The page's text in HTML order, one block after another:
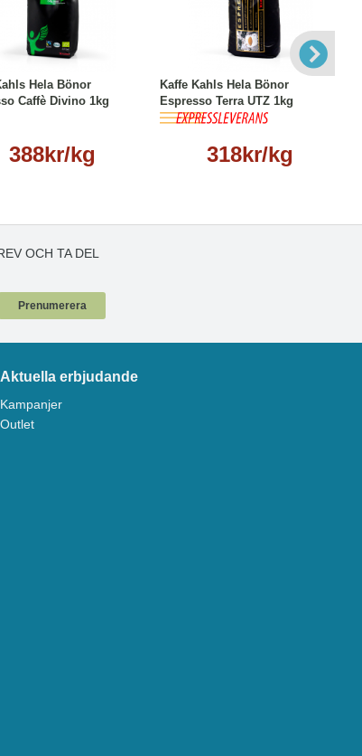
Hela Bönor
Caffè Divino 1kg
388kr/kg
Läs mer
Kaffe Kahls Hela Bönor
Espresso Terra UTZ 1kg
318kr/kg
Läs mer
OCH TA DEL
Prenumerera
Aktuella erbjudande
Kampanjer
Outlet